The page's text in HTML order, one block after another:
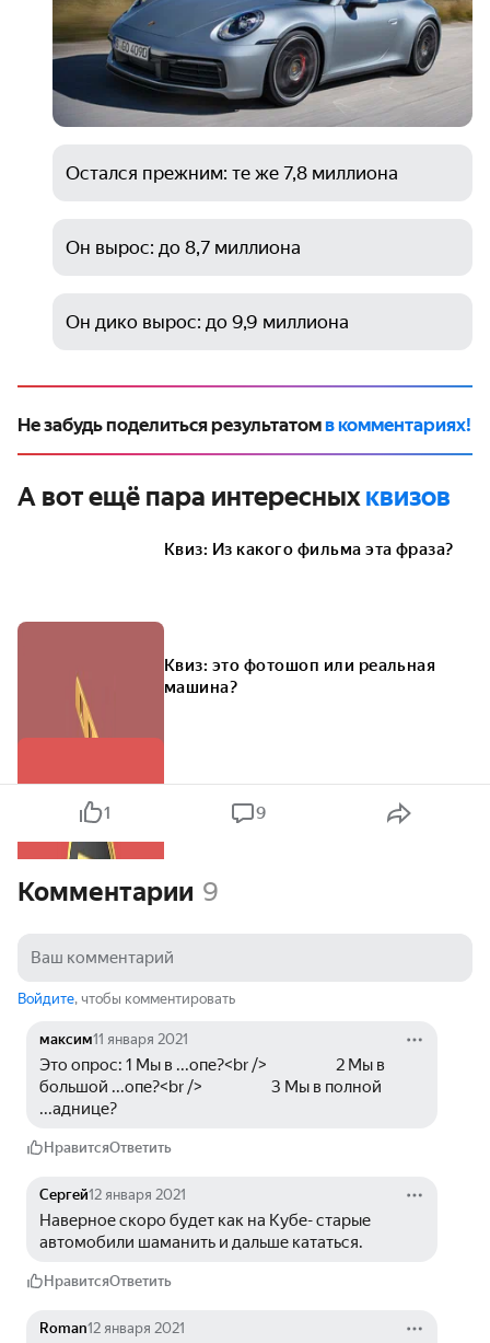
Остался прежним: те же 7,8 миллиона
Он вырос: до 8,7 миллиона
Он дико вырос: до 9,9 миллиона
Не забудь поделиться результатомв комментариях!
А вот ещё пара интересныхквизов
Квиз: Из какого фильма эта фраза?
Квиз: это фотошоп или реальная
машина?
1 9
Комментарии 9
Войдите, чтобы комментировать
максим11 января 2021
Это опрос: 1 Мы в ...опе?<br />                     2 Мы в
большой ...опе?<br />                     3 Мы в полной
...аднице?
НравитсяОтветить
Сергей12 января 2021
Наверное скоро будет как на Кубе- старые
автомобили шаманить и дальше кататься.
НравитсяОтветить
Roman12 января 2021